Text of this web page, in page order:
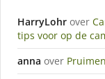
HarryLohr over
tips voor op de
anna over